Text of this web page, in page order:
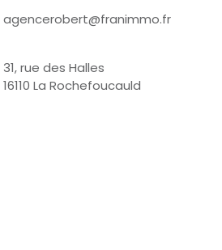
agencerobert@franimmo.fr
31, rue des Halles
16110 La Rochefoucauld